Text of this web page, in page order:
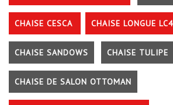
CHAISE CESCA CHAISE LONGUE LC4
CHAISE SANDOWS CHAISE TULIPE
CHAISE DE SALON OTTOMAN